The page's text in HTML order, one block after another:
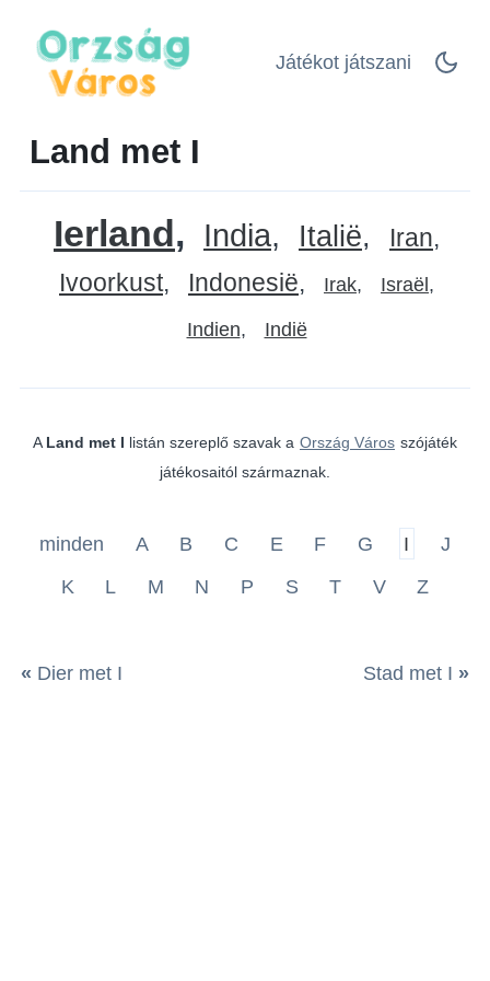
Játékot játszani
Land met I
Ierland India Italië
Iran
Ivoorkust
Indonesië Irak Israël
Indien Indië
A Land met I listán szereplő szavak a Ország Város szójáték
játékosaitól származnak.
minden A B C E F G I
J
K
L M N P S T V Z
« Dier met I Stad met I »